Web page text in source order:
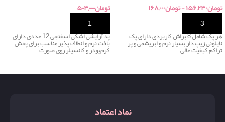
تومان۱۵۶,۲۴۰-تومان۱۶۸,۰۰۰
هر پک شامل 8 براش کاربردی دارای پک
نایلونی زیپ دار بسیار نرم و ابریشمی و پر
تراکم کیفیت عالی
تومان۵۰۴,۰۰۰
خرید
پد آرایشی اشکی اسفنجی 12 عددی دارای
بافت نرم و انطاف پذیر مناسب برای پخش
کرم‌پودر و کانسیلر روی صورت
نماد اعتماد